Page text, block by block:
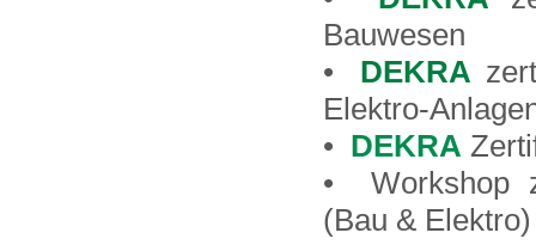
Bauwesen
• DEKRA
Elektro-
• DEKRA
• Workshop
(Bau & Elektro)